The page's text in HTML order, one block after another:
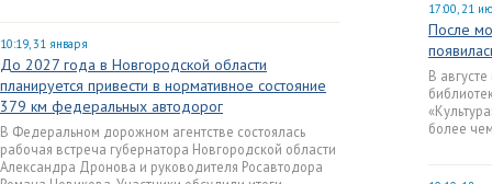
10:19, 31 января
До 2027 года в Новгородской области
планируется привести в нормативное состояние
379 км федеральных автодорог
В Федеральном дорожном агентстве состоялась
рабочая встреча губернатора Новгородской области
Александра Дронова и руководителя Росавтодора
17:00, 21
После
В
более